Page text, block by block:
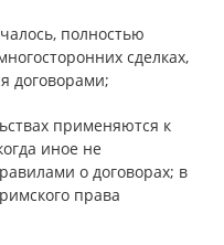
полностью
сделках,
договорами;
применяются к
иное не
о договорах; в
права